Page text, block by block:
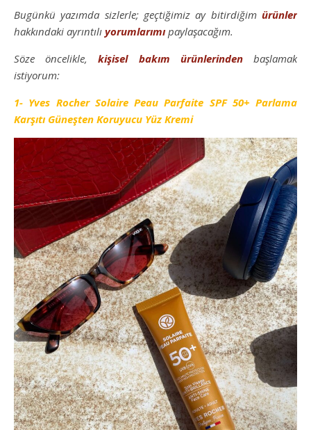
Bugünkü yazımda sizlerle; geçtiğimiz ay bitirdiğim ürünler
hakkındaki ayrıntılı yorumlarımıpaylaşacağım.
Söze öncelikle,kişisel bakım ürünlerindenbaşlamak
istiyorum:
1- Yves Rocher Solaire Peau Parfaite SPF 50+ Parlama
Karşıtı Güneşten Koruyucu Yüz Kremi